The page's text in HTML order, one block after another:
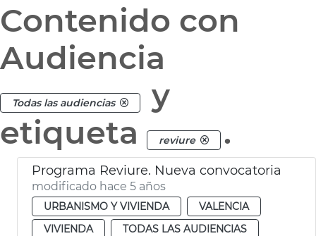
Contenido con
Audiencia
Todas las audiencias
y
etiqueta
reviure .
Programa Reviure. Nueva convocatoria
modificado hace 5 años
URBANISMO Y VIVIENDA
VALENCIA
VIVIENDA
TODAS LAS AUDIENCIAS